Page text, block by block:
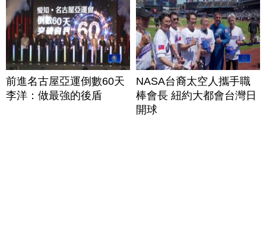
前進名古屋亞運倒數60天
李洋：做最強的後盾
NASA台裔太空人攜手職
棒會長 紐約大都會台灣日
開球